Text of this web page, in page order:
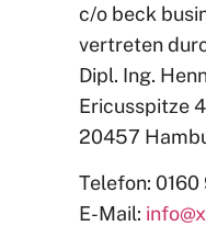
c/o beck
vertreten
Dipl. Ing.
Ericusspitze 4
20457
Telefon:
E-Mail: